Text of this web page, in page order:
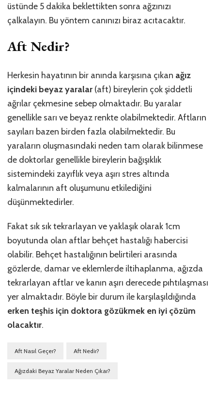
üstünde 5 dakika beklettikten sonra ağzınızı
çalkalayın. Bu yöntem canınızı biraz acıtacaktır.
Aft Nedir?
Herkesin hayatının bir anında karşısına çıkan ağız
içindeki beyaz yaralar (aft) bireylerin çok şiddetli
ağrılar çekmesine sebep olmaktadır. Bu yaralar
genellikle sarı ve beyaz renkte olabilmektedir. Aftların
sayıları bazen birden fazla olabilmektedir. Bu
yaraların oluşmasındaki neden tam olarak bilinmese
de doktorlar genellikle bireylerin bağışıklık
sistemindeki zayıflık veya aşırı stres altında
kalmalarının aft oluşumunu etkilediğini
düşünmektedirler.
Fakat sık sık tekrarlayan ve yaklaşık olarak 1cm
boyutunda olan aftlar behçet hastalığı habercisi
olabilir. Behçet hastalığının belirtileri arasında
gözlerde, damar ve eklemlerde iltihaplanma, ağızda
tekrarlayan aftlar ve kanın aşırı derecede pıhtılaşması
yer almaktadır. Böyle bir durum ile karşılaşıldığında
erken teşhis için doktora gözükmek en iyi çözüm
olacaktır.
Aft Nasıl Geçer? Aft Nedir?
Ağızdaki Beyaz Yaralar Neden Çıkar?